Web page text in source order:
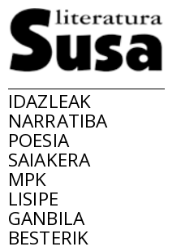
IDAZLEAK
NARRATIBA
POESIA
SAIAKERA
MPK
LISIPE
GANBILA
BESTERIK